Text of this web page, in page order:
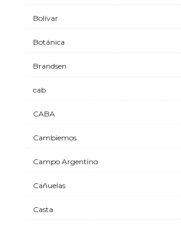
Bolívar
Botánica
Brandsen
cab
CABA
Cambiemos
Campo Argentino
Cañuelas
Casta